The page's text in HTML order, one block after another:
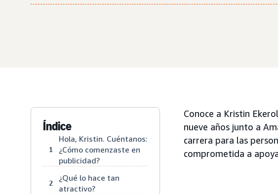
Índice
1
Hola, Kristin. Cuéntanos:
¿Cómo comenzaste en
publicidad?
2
¿Qué lo hace tan
atractivo?
Conoce a Kristin
nueve años junto a
carrera para las
comprometida a